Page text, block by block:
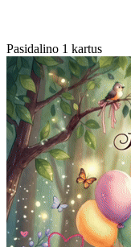
Pasidalino 1 kartus